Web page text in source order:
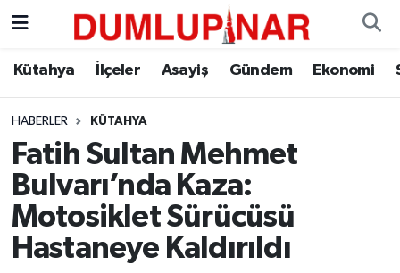
Kütahya İlçeler Asayiş Gündem Ekonomi
HABERLER KÜTAHYA
Fatih Sultan Mehmet
Bulvarı’nda Kaza:
Motosiklet Sürücüsü
Hastaneye Kaldırıldı
Asayiş
Diğer
Dünya
Eğitim
Ekonomi
Kütahya Hava Durumu
Kütahya Trafik Yoğunluk Haritası
Süper Lig Puan Durumu ve Fikstür
Tüm Manşetler
Son Dakika Haberleri